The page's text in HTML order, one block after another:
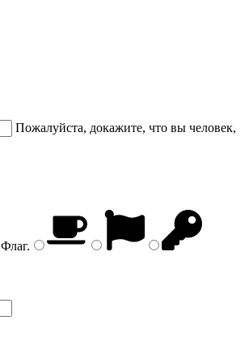
Пожалуйста, докажите, что вы человек,
Флаг.